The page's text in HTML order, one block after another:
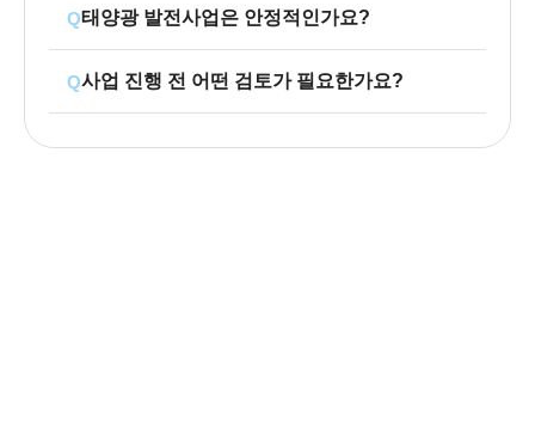
Q태양광 발전사업은 안정적인가요?
Q사업 진행 전 어떤 검토가 필요한가요?